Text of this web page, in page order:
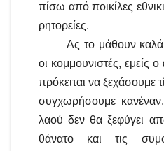
πίσω από ποικίλες
ρητορείες.
Ας το μάθουν καλά
οι κομμουνιστές, εμείς
πρόκειται να ξεχάσουμε
συγχωρήσουμε
λαού δεν θα ξεφύγει
θάνατο και τις